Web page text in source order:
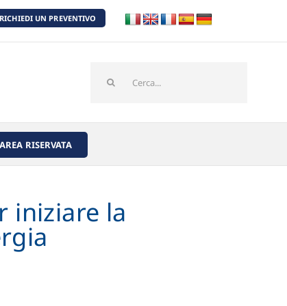
RICHIEDI UN PREVENTIVO
per:
AREA RISERVATA
iniziare la